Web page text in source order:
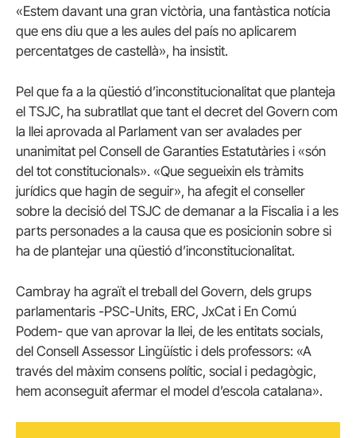
«Estem davant una gran victòria, una fantàstica notícia
que ens diu que a les aules del país no aplicarem
percentatges de castellà», ha insistit.
Pel que fa a la qüestió d’inconstitucionalitat que planteja
el TSJC, ha subratllat que tant el decret del Govern com
la llei aprovada al Parlament van ser avalades per
unanimitat pel Consell de Garanties Estatutàries i «són
del tot constitucionals». «Que segueixin els tràmits
jurídics que hagin de seguir», ha afegit el conseller
sobre la decisió del TSJC de demanar a la Fiscalia i a les
parts personades a la causa que es posicionin sobre si
ha de plantejar una qüestió d’inconstitucionalitat.
Cambray ha agraït el treball del Govern, dels grups
parlamentaris -PSC-Units, ERC, JxCat i En Comú
Podem- que van aprovar la llei, de les entitats socials,
del Consell Assessor Lingüístic i dels professors: «A
través del màxim consens polític, social i pedagògic,
hem aconseguit afermar el model d’escola catalana».